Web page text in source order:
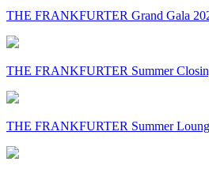
THE FRANKFURTER Grand Gala
THE FRANKFURTER Summer
THE FRANKFURTER Summer